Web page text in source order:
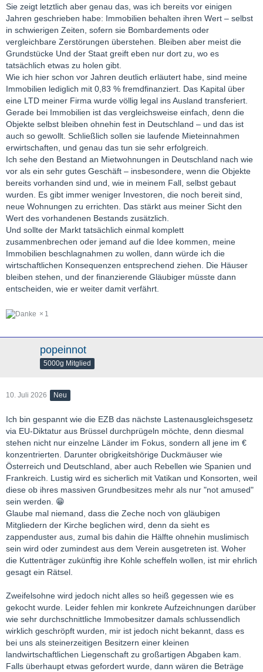
Sie zeigt letztlich aber genau das, was ich bereits vor einigen
Jahren geschrieben habe: Immobilien behalten ihren Wert – selbst
in schwierigen Zeiten, sofern sie Bombardements oder
vergleichbare Zerstörungen überstehen. Bleiben aber meist die
Grundstücke Und der Staat greift eben nur dort zu, wo es
tatsächlich etwas zu holen gibt.
Wie ich hier schon vor Jahren deutlich erläutert habe, sind meine
Immobilien lediglich mit 0,83 % fremdfinanziert. Das Kapital über
eine LTD meiner Firma wurde völlig legal ins Ausland transferiert.
Gerade bei Immobilien ist das vergleichsweise einfach, denn die
Objekte selbst bleiben ohnehin fest in Deutschland – und das ist
auch so gewollt. Schließlich sollen sie laufende Mieteinnahmen
erwirtschaften, und genau das tun sie sehr erfolgreich.
Ich sehe den Bestand an Mietwohnungen in Deutschland nach wie
vor als ein sehr gutes Geschäft – insbesondere, wenn die Objekte
bereits vorhanden sind und, wie in meinem Fall, selbst gebaut
wurden. Es gibt immer weniger Investoren, die noch bereit sind,
neue Wohnungen zu errichten. Das stärkt aus meiner Sicht den
Wert des vorhandenen Bestands zusätzlich.
Und sollte der Markt tatsächlich einmal komplett
zusammenbrechen oder jemand auf die Idee kommen, meine
Immobilien beschlagnahmen zu wollen, dann würde ich die
wirtschaftlichen Konsequenzen entsprechend ziehen. Die Häuser
bleiben stehen, und der finanzierende Gläubiger müsste dann
entscheiden, wie er weiter damit verfährt.
1
popeinnot
5000g Mitglied
10. Juli 2026 Neu
Ich bin gespannt wie die EZB das nächste Lastenausgleichsgesetz
via EU-Diktatur aus Brüssel durchprügeln möchte, denn diesmal
stehen nicht nur einzelne Länder im Fokus, sondern all jene im €
konzentrierten. Darunter obrigkeitshörige Duckmäuser wie
Österreich und Deutschland, aber auch Rebellen wie Spanien und
Frankreich. Lustig wird es sicherlich mit Vatikan und Konsorten, weil
diese ob ihres massiven Grundbesitzes mehr als nur "not amused"
sein werden. 😁
Glaube mal niemand, dass die Zeche noch von gläubigen
Mitgliedern der Kirche beglichen wird, denn da sieht es
zappenduster aus, zumal bis dahin die Hälfte ohnehin muslimisch
sein wird oder zumindest aus dem Verein ausgetreten ist. Woher
die Kuttenträger zukünftig ihre Kohle scheffeln wollen, ist mir ehrlich
gesagt ein Rätsel.
Zweifelsohne wird jedoch nicht alles so heiß gegessen wie es
gekocht wurde. Leider fehlen mir konkrete Aufzeichnungen darüber
wie sehr durchschnittliche Immobesitzer damals schlussendlich
wirklich geschröpft wurden, mir ist jedoch nicht bekannt, dass es
bei uns als steinerzeitigen Besitzern einer kleinen
landwirtschaftlichen Liegenschaft zu großartigen Abgaben kam.
Falls überhaupt etwas gefordert wurde, dann wären die Beträge